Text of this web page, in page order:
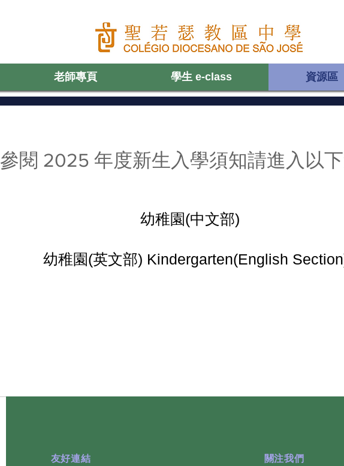
首頁 老師專頁 學生 e-class 資源區
老師專頁 學生 e-class 資源區
參閱 2025 年度新生入學須知請進入以
幼稚園(中文部)
幼稚園(英文部) Kindergarten(English
​友好連結 關注我們